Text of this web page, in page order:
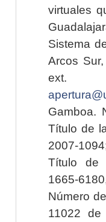
virtuales
Sistema
Arcos
Gamboa.
Título de
2007-
Título de
1665-
Número
11022